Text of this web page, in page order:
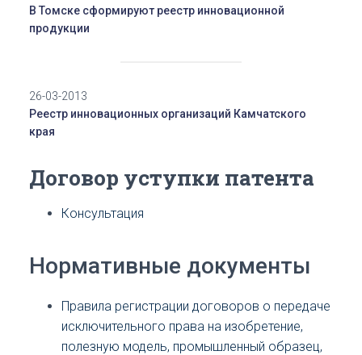
В Томске сформируют реестр инновационной
продукции
26-03-2013
Реестр инновационных организаций Камчатского
края
Договор уступки патента
Консультация
Нормативные документы
Правила регистрации договоров о передаче
исключительного права на изобретение,
полезную модель, промышленный образец,